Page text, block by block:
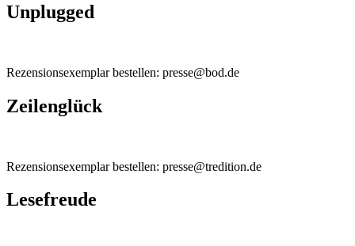
Unplugged
Rezensionsexemplar bestellen: presse@bod.de
Zeilenglück
Rezensionsexemplar bestellen: presse@tredition.de
Lesefreude